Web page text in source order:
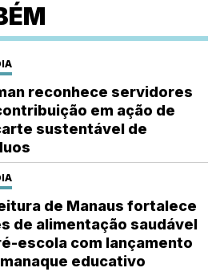
reconhece servidores
em ação de
sustentável de
de Manaus fortalece
de alimentação saudável
escola com lançamento
educativo